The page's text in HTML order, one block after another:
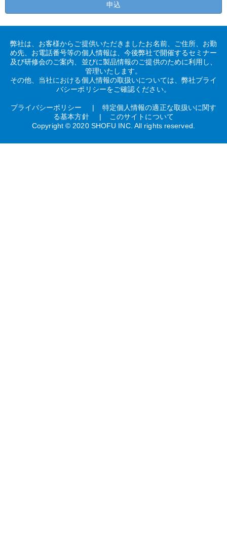
申込
弊社は、お客様からご提供いただきましたお名前、ご住所、お勤
め先、お電話番号等の個人情報は、今後弊社で開催するセミナー
及び研修会のご案内、並びに製品情報のご提供のために利用し、
管理いたします。
その他、当社における個人情報の取扱いについては、弊社プライ
バシーポリシーをご確認ください。
プライバシーポリシー
特定個人情報の適正な取扱いに関す
る基本方針
このサイトについて
Copyright © 2020 SHOFU INC. All rights reserved.